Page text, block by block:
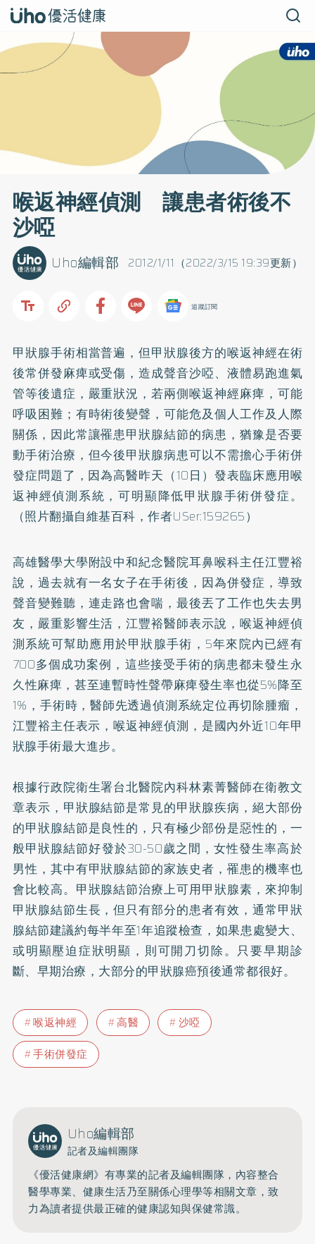
喉返神經偵測 讓患者術後不
沙啞
2012/1/11（2022/3/15 19:39更新）
Uho編輯部
追蹤訂閱
甲狀腺手術相當普遍，但甲狀腺後方的喉返神經在術
後常併發麻痺或受傷，造成聲音沙啞、液體易跑進氣
管等後遺症，嚴重狀況，若兩側喉返神經麻痺，可能
呼吸困難；有時術後變聲，可能危及個人工作及人際
關係，因此常讓罹患甲狀腺結節的病患，猶豫是否要
動手術治療，但今後甲狀腺病患可以不需擔心手術併
發症問題了，因為高醫昨天（10日）發表臨床應用喉
返神經偵測系統，可明顯降低甲狀腺手術併發症。
（照片翻攝自維基百科，作者USer:159265）
高雄醫學大學附設中和紀念醫院耳鼻喉科主任江豐裕
說，過去就有一名女子在手術後，因為併發症，導致
聲音變難聽，連走路也會喘，最後丟了工作也失去男
友，嚴重影響生活，江豐裕醫師表示說，喉返神經偵
測系統可幫助應用於甲狀腺手術，5年來院內已經有
700多個成功案例，這些接受手術的病患都未發生永
久性麻痺，甚至連暫時性聲帶麻痺發生率也從5%降至
1%，手術時，醫師先透過偵測系統定位再切除腫瘤，
江豐裕主任表示，喉返神經偵測，是國內外近10年甲
狀腺手術最大進步。
根據行政院衛生署台北醫院內科林素菁醫師在衛教文
章表示，甲狀腺結節是常見的甲狀腺疾病，絕大部份
的甲狀腺結節是良性的，只有極少部份是惡性的，一
般甲狀腺結節好發於30-50歲之間，女性發生率高於
男性，其中有甲狀腺結節的家族史者，罹患的機率也
會比較高。甲狀腺結節治療上可用甲狀腺素，來抑制
甲狀腺結節生長，但只有部分的患者有效，通常甲狀
腺結節建議約每半年至1年追蹤檢查，如果患處變大、
或明顯壓迫症狀明顯，則可開刀切除。只要早期診
斷、早期治療，大部分的甲狀腺癌預後通常都很好。
喉返神經 高醫
沙啞
手術併發症
Uho編輯部
記者及編輯團隊
《優活健康網》有專業的記者及編輯團隊，內容整合
醫學專業、健康生活乃至關係心理學等相關文章，致
力為讀者提供最正確的健康認知與保健常識。